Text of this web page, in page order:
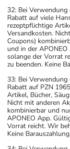
32: Bei
Rabatt auf viele
rezeptpflichtige
Versandkosten.
Coupons)
und in der
solange der Vorrat
zu beenden. Keine
33: Bei
Rabatt auf PZN
Artikel, Bücher,
Nicht mit anderen
kombinierbar und
APONEO App.
Vorrat reicht. Wir
Keine